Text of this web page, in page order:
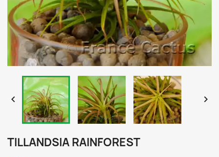
 
TILLANDSIA RAINFOREST